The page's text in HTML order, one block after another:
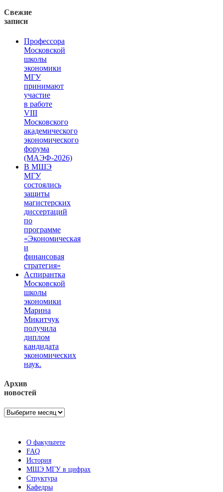
Свежие
записи
Профессора
Московской
школы
экономики
МГУ
принимают
участие
в работе
VIII
Московского
академического
экономического
форума
(МАЭФ-2026)
В МШЭ
МГУ
состоялись
защиты
магистерских
диссертаций
по
программе
«Экономическая
и
финансовая
стратегия»
Аспирантка
Московской
школы
экономики
Марина
Микитчук
получила
диплом
кандидата
экономических
наук.
Архив
новостей
Архив
О факультете
FAQ
История
МШЭ МГУ в цифрах
Структура
Кафедры